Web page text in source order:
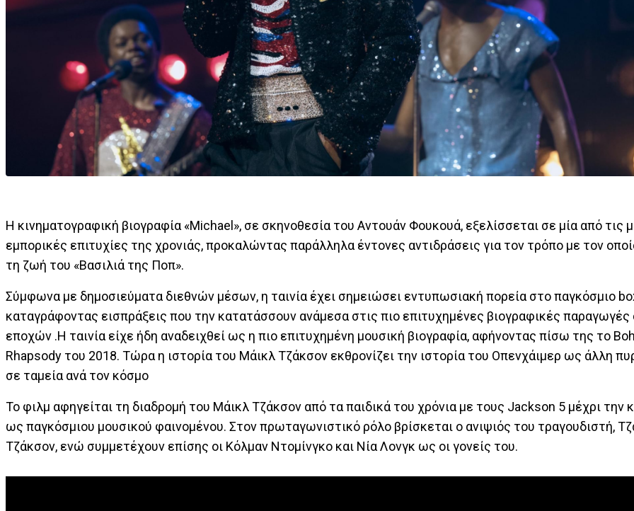
Η κινηματογραφική βιογραφία «Michael», σε σκηνοθεσία του Αντουάν Φουκουά, εξελίσσεται σε μία από τις
εμπορικές επιτυχίες της χρονιάς, προκαλώντας παράλληλα έντονες αντιδράσεις για τον τρόπο με τον
τη ζωή του «Βασιλιά της Ποπ».
Σύμφωνα με δημοσιεύματα διεθνών μέσων, η ταινία έχει σημειώσει εντυπωσιακή πορεία στο παγκόσμιο
καταγράφοντας εισπράξεις που την κατατάσσουν ανάμεσα στις πιο επιτυχημένες βιογραφικές
εποχών .H ταινία είχε ήδη αναδειχθεί ως η πιο επιτυχημένη μουσική βιογραφία, αφήνοντας πίσω της το
Rhapsody του 2018. Τώρα η ιστορία του Μάικλ Τζάκσον εκθρονίζει την ιστορία του Οπενχάιμερ ως άλλη
σε ταμεία ανά τον κόσμο
Το φιλμ αφηγείται τη διαδρομή του Μάικλ Τζάκσον από τα παιδικά του χρόνια με τους Jackson 5 μέχρι την
ως παγκόσμιου μουσικού φαινομένου. Στον πρωταγωνιστικό ρόλο βρίσκεται ο ανιψιός του τραγουδιστή,
Τζάκσον, ενώ συμμετέχουν επίσης οι Κόλμαν Ντομίνγκο και Νία Λονγκ ως οι γονείς του.